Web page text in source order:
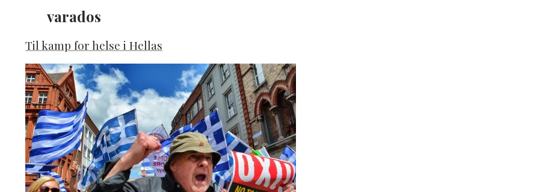
varados
Til kamp for helse i Hellas